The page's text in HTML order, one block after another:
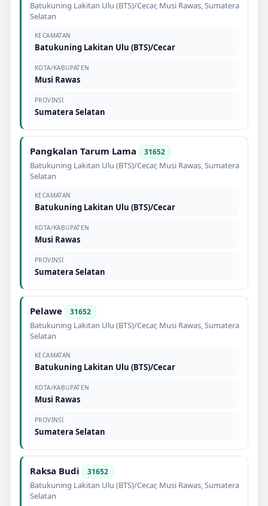
Batukuning Lakitan Ulu (BTS)/Cecar, Musi Rawas,Sumatera
Selatan
KECAMATAN
Batukuning Lakitan Ulu (BTS)/Cecar
KOTA/KABUPATEN
Musi Rawas
PROVINSI
Sumatera Selatan
Pangkalan Tarum Lama 31652
Batukuning Lakitan Ulu (BTS)/Cecar, Musi Rawas,Sumatera
Selatan
KECAMATAN
Batukuning Lakitan Ulu (BTS)/Cecar
KOTA/KABUPATEN
Musi Rawas
PROVINSI
Sumatera Selatan
Pelawe 31652
Batukuning Lakitan Ulu (BTS)/Cecar, Musi Rawas,Sumatera
Selatan
KECAMATAN
Batukuning Lakitan Ulu (BTS)/Cecar
KOTA/KABUPATEN
Musi Rawas
PROVINSI
Sumatera Selatan
Raksa Budi 31652
Batukuning Lakitan Ulu (BTS)/Cecar, Musi Rawas,Sumatera
Selatan